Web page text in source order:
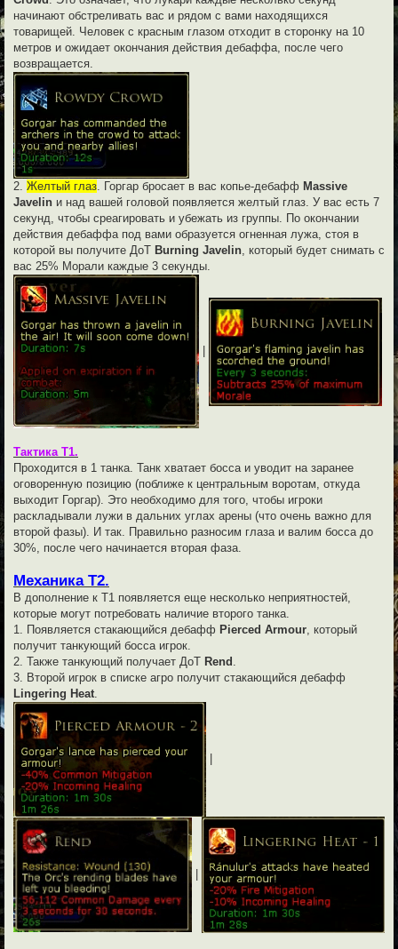
начинают обстреливать вас и рядом с вами находящихся
товарищей. Человек с красным глазом отходит в сторонку на 10
метров и ожидает окончания действия дебаффа, после чего
возвращается.
2. Желтый глаз. Горгар бросает в вас копье-дебафф Massive
Javelin и над вашей головой появляется желтый глаз. У вас есть 7
секунд, чтобы среагировать и убежать из группы. По окончании
действия дебаффа под вами образуется огненная лужа, стоя в
которой вы получите ДоТ Burning Javelin, который будет снимать с
вас 25% Морали каждые 3 секунды.
Тактика Т1.
Проходится в 1 танка. Танк хватает босса и уводит на заранее
оговоренную позицию (поближе к центральным воротам, откуда
выходит Горгар). Это необходимо для того, чтобы игроки
раскладывали лужи в дальних углах арены (что очень важно для
второй фазы). И так. Правильно разносим глаза и валим босса до
30%, после чего начинается вторая фаза.
Механика Т2.
В дополнение к Т1 появляется еще несколько неприятностей,
которые могут потребовать наличие второго танка.
1. Появляется стакающийся дебафф Pierced Armour, который
получит танкующий босса игрок.
2. Также танкующий получает ДоТ Rend .
3. Второй игрок в списке агро получит стакающийся дебафф
Lingering Heat.